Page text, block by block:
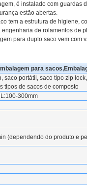
é instalado com
estão abertas.
tem a estrutura de higiene,
engenharia de rolamentos de
para duplo saco vem
para
saco portátil, saco tipo zip
tipos de sacos de composto
300mm
(dependendo do produto e